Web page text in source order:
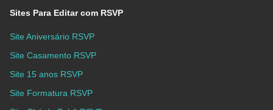
Sites Para Editar com RSVP
Site Aniversário RSVP
Site Casamento RSVP
Site 15 anos RSVP
Site Formatura RSVP